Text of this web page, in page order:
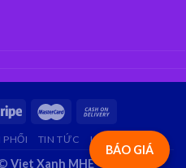
BÁO GIÁ
TIN TỨC LIÊN HỆ
Viet Xanh MHE